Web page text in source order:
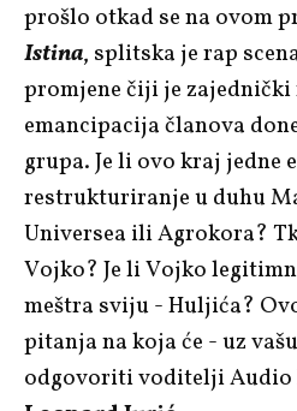
prošlo otkad se na ovom
Istina, splitska je rap
promjene čiji je
emancipacija članova
grupa. Je li ovo kraj jedne
restrukturiranje u duhu
Universea ili Agrokora?
Vojko? Je li Vojko
meštra sviju - Huljića?
pitanja na koja će - uz
odgovoriti voditelji Audio